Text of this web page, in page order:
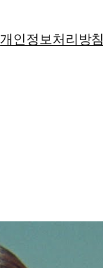
개인정보처리방침